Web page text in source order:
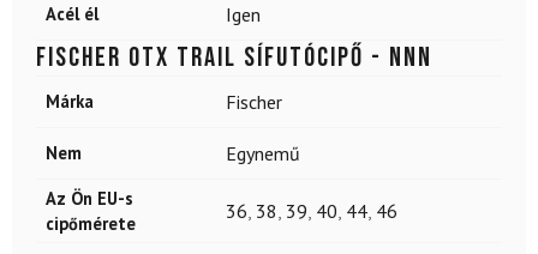
Acél él Igen
FISCHER OTX Trail sífutócipő - NNN
Márka Fischer
Nem Egynemű
Az Ön EU-s
cipőmérete
36 38 39 40 44 46